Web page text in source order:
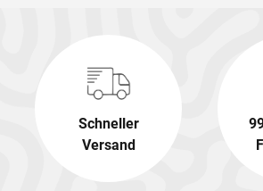
Schneller
Versand